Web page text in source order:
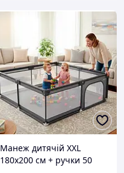
Манеж дитячій XXL
180x200 см + ручки 50